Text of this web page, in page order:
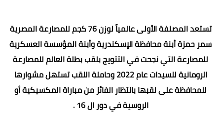
تستعد المصنفة الأولى عالمياً لوزن 76 كجم للمصارعة المصرية
سمر حمزة أبنة محافظة الإسكندرية وأبنة المؤسسة العسكرية
للمصارعة التي نجحت في التتويج بلقب بطلة العالم للمصارعة
الرومانية للسيدات عام 2022 وحاملة اللقب تستهل مشوارها
للمحافظة على لقبها بانتظار الفائز من مباراة المكسيكية أو
الروسية في دور ال 16 .